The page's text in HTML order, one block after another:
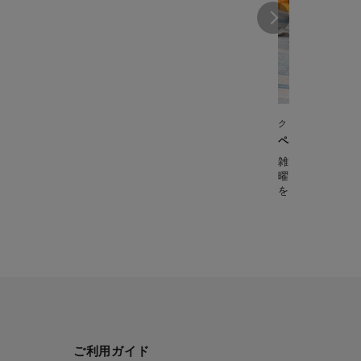
クックフォーミー
ペスカトーレ(1
雑誌「ESSE」
曜レシピ。 魚
ご利用ガイド